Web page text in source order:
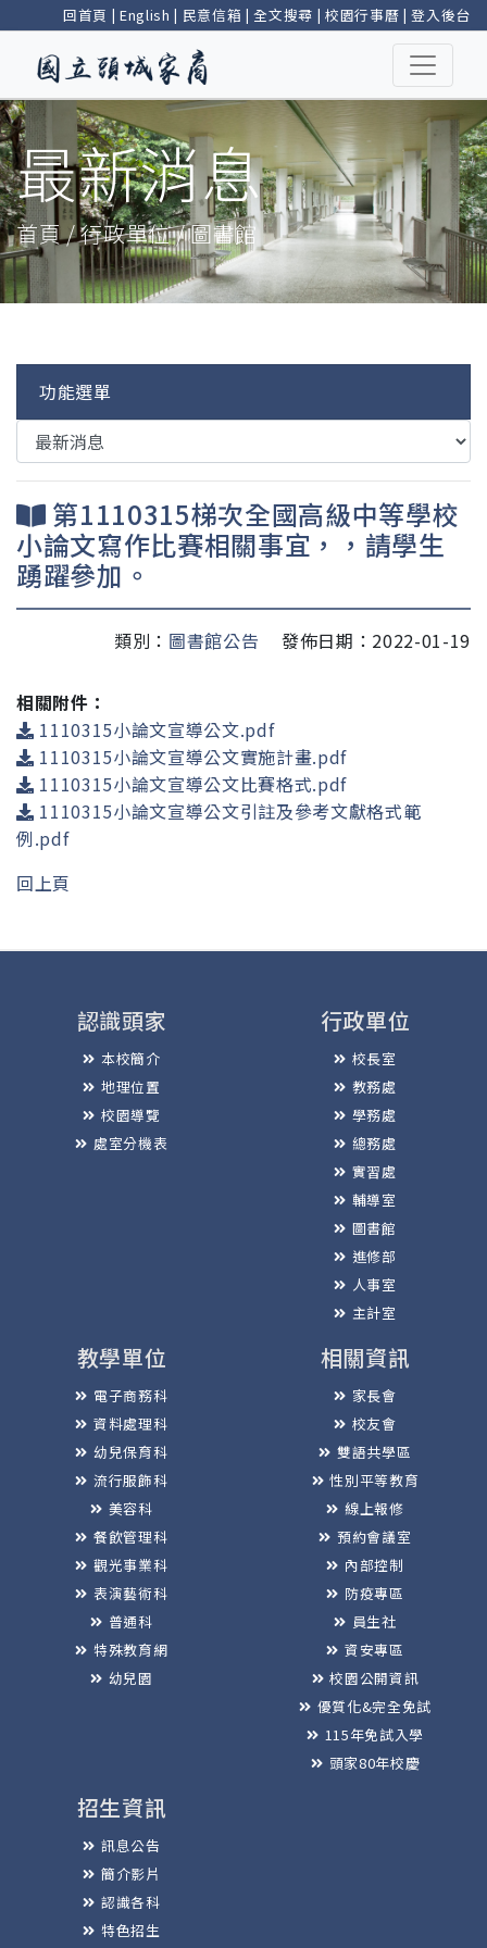
回首頁 | English | 民意信箱 |全文搜尋 | 校園行事曆 |登入後台
最新消息
首頁 / 行政單位 / 圖書館
功能選單
第1110315梯次全國高級中等學校
小論文寫作比賽相關事宜，，請學生
踴躍參加。
類別： 圖書館公告 發佈日期：2022-01-19
相關附件：
1110315小論文宣導公文.pdf
1110315小論文宣導公文實施計畫.pdf
1110315小論文宣導公文比賽格式.pdf
1110315小論文宣導公文引註及參考文獻格式範
例.pdf
回上頁
認識頭家
本校簡介
地理位置
校園導覽
處室分機表
行政單位
校長室
教務處
學務處
總務處
實習處
輔導室
圖書館
進修部
人事室
主計室
教學單位
電子商務科
資料處理科
幼兒保育科
流行服飾科
美容科
餐飲管理科
觀光事業科
表演藝術科
普通科
特殊教育網
幼兒園
相關資訊
家長會
校友會
雙語共學區
性別平等教育
線上報修
預約會議室
內部控制
防疫專區
員生社
資安專區
校園公開資訊
優質化&完全免試
115年免試入學
頭家80年校慶
招生資訊
訊息公告
簡介影片
認識各科
特色招生